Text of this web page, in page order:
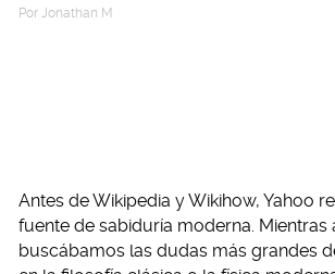
Por Jonathan M
Antes de Wikipedia y Wikihow, Yahoo
fuente de sabiduría moderna. Mientras
buscábamos las dudas más grandes